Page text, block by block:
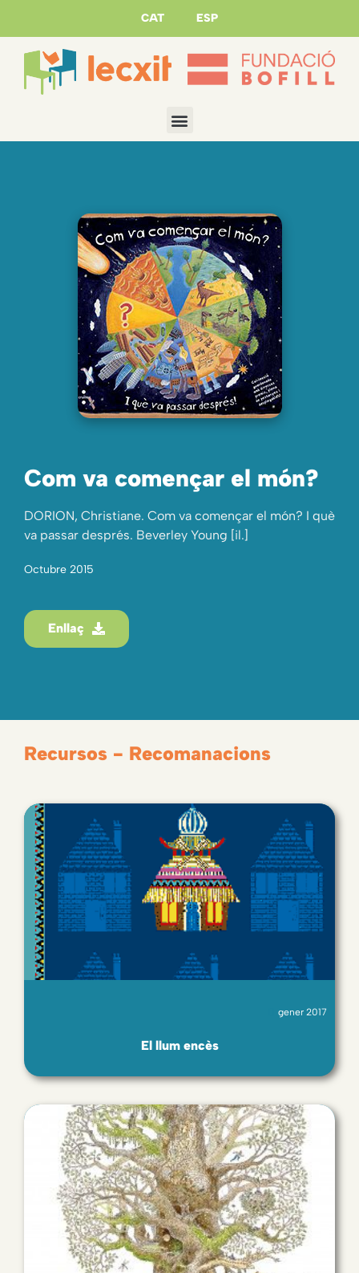
CAT ESP
Com va començar el món?
DORION, Christiane. Com va començar el món? I què
va passar després. Beverley Young [il.]
Octubre 2015
Enllaç
Recursos - Recomanacions
gener 2017
El llum encès